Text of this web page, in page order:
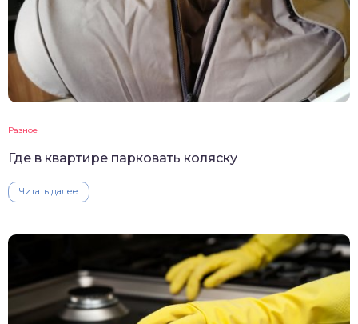
Разное
Где в квартире парковать коляску
Читать далее